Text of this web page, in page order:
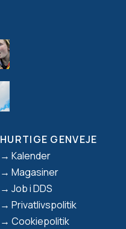
HURTIGE GENVEJE
Kalender
Magasiner
Job i DDS
Privatlivspolitik
Cookiepolitik